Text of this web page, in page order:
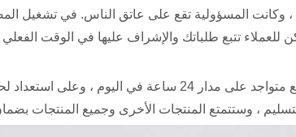
، وكانت المسؤولية تقع على عاتق الناس. في
من ناحية أولى: تشانغ صوفي ، رئيس فريق ما بعد البيع ، وفريقه يضم 11 شخصًا. فريق ما